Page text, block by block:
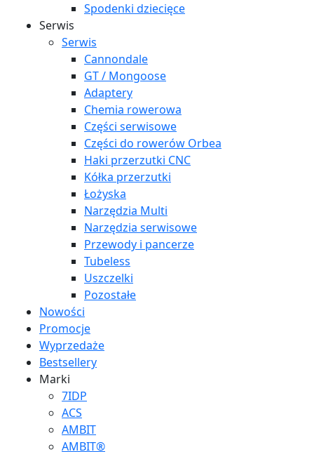
Spodenki dziecięce
Serwis
Serwis
Cannondale
GT / Mongoose
Adaptery
Chemia rowerowa
Części serwisowe
Części do rowerów Orbea
Haki przerzutki CNC
Kółka przerzutki
Łożyska
Narzędzia Multi
Narzędzia serwisowe
Przewody i pancerze
Tubeless
Uszczelki
Pozostałe
Nowości
Promocje
Wyprzedaże
Bestsellery
Marki
7IDP
ACS
AMBIT
AMBIT®